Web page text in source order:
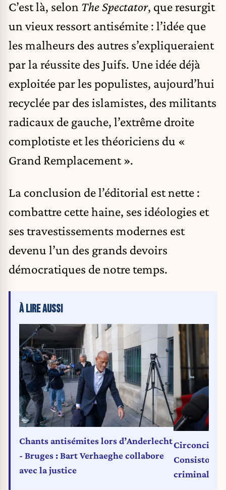
C’est là, selon The Spectator, que resurgit
un vieux ressort antisémite : l’idée que
les malheurs des autres s’expliqueraient
par la réussite des Juifs. Une idée déjà
exploitée par les populistes, aujourd’hui
recyclée par des islamistes, des militants
radicaux de gauche, l’extrême droite
complotiste et les théoriciens du «
Grand Remplacement ».
La conclusion de l’éditorial est nette :
combattre cette haine, ses idéologies et
ses travestissements modernes est
devenu l’un des grands devoirs
démocratiques de notre temps.
À LIRE AUSSI
Chants antisémites lors d’Anderlecht
- Bruges : Bart Verhaeghe collabore
avec la justice
Consistoire